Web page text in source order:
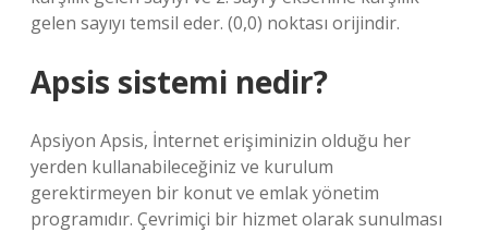
gelen sayıyı temsil eder. (0,0) noktası orijindir.
Apsis sistemi nedir?
Apsiyon Apsis, İnternet erişiminizin olduğu her
yerden kullanabileceğiniz ve kurulum
gerektirmeyen bir konut ve emlak yönetim
programıdır. Çevrimiçi bir hizmet olarak sunulması